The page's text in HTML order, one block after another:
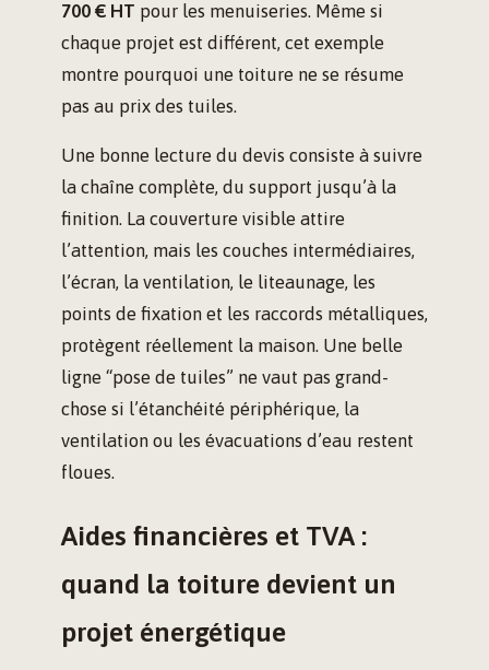
700 € HT pour les menuiseries. Même si
chaque projet est différent, cet exemple
montre pourquoi une toiture ne se résume
pas au prix des tuiles.
Une bonne lecture du devis consiste à suivre
la chaîne complète, du support jusqu’à la
finition. La couverture visible attire
l’attention, mais les couches intermédiaires,
l’écran, la ventilation, le liteaunage, les
points de fixation et les raccords métalliques,
protègent réellement la maison. Une belle
ligne “pose de tuiles” ne vaut pas grand-
chose si l’étanchéité périphérique, la
ventilation ou les évacuations d’eau restent
floues.
Aides financières et TVA :
quand la toiture devient un
projet énergétique